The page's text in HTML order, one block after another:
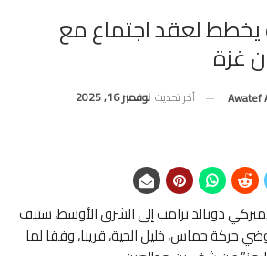
يخطط لعقد اجتماع مع
غزة
Awatef آخر تحديث نوفمبر 16, 2025
دونالد ترامب إلى الشرق الأوسط، ستيف
حركة حماس، خليل الحية، قريبا، وفقا لما